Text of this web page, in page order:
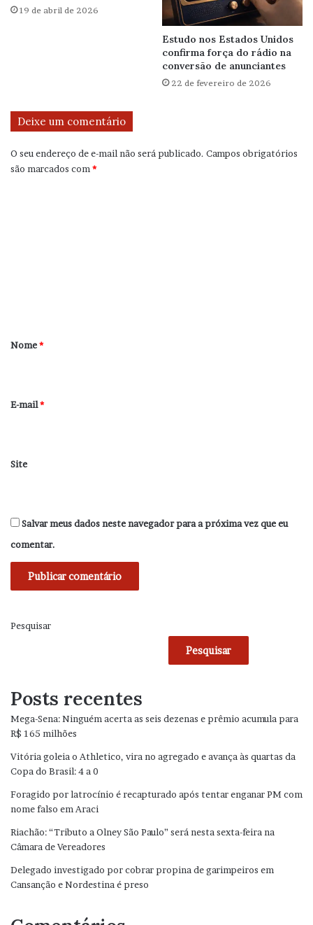
19 de abril de 2026
Estudo nos Estados Unidos
confirma força do rádio na
conversão de anunciantes
22 de fevereiro de 2026
Deixe um comentário
O seu endereço de e-mail não será publicado. Campos obrigatórios
são marcados com*
r
*
Nome*
E-mail*
Site
Salvar meus dados neste navegador para a próxima vez que eu
comentar.
Pesquisar
Pesquisar
Posts recentes
Mega-Sena: Ninguém acerta as seis dezenas e prêmio acumula para
R$ 165 milhões
Vitória goleia o Athletico, vira no agregado e avança às quartas da
Copa do Brasil: 4 a 0
Foragido por latrocínio é recapturado após tentar enganar PM com
nome falso em Araci
Riachão: “Tributo a Olney São Paulo” será nesta sexta-feira na
Câmara de Vereadores
Delegado investigado por cobrar propina de garimpeiros em
Cansanção e Nordestina é preso